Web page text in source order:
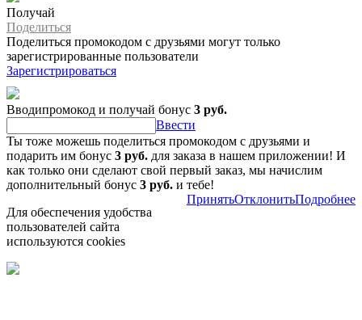
Получай
Поделиться
Поделиться промокодом с друзьями могут только
зарегистрированные пользователи
Зарегистрироваться
Вводипромокод и получай бонус 3 руб.
Ввести
Ты тоже можешь поделиться промокодом с друзьями и
подарить им бонус 3 руб. для заказа в нашем приложении! И
как только они сделают свой первый заказ, мы начислим
дополнительный бонус 3 руб. и тебе!
Для обеспечения удобства
пользователей сайта
используются cookies
ПринятьОтклонитьПодробнее